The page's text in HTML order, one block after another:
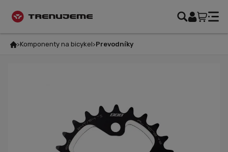
Komponenty na bicykel Prevodníky